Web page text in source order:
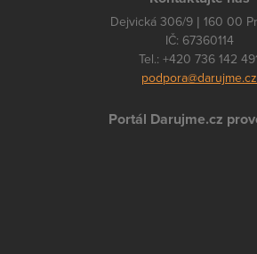
Dejvická 306/9 | 160 00
IČ: 67360114
Tel.: +420 736 142
podpora@darujme.cz
Portál Darujme.cz